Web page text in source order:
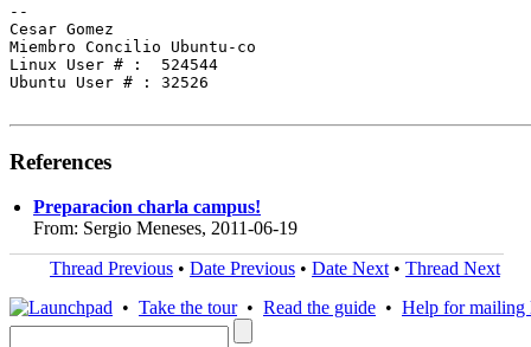
--
Cesar Gomez
Miembro Concilio Ubuntu-co
Linux User # :  524544
Ubuntu User # : 32526
References
Preparacion charla campus!
From: Sergio Meneses, 2011-06-19
Thread Previous • Date Previous • Date Next • Thread Next
• Take the tour• Read the guide • Help for mailing